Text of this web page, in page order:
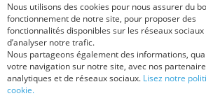
Nous utilisons des cookies pour nous assurer du
fonctionnement de notre site, pour proposer des
fonctionnalités disponibles sur les réseaux
d’analyser notre trafic.
Nous partageons également des informations,
votre navigation sur notre site, avec nos
analytiques et de réseaux sociaux. Lisez notre
cookie.